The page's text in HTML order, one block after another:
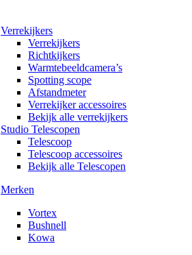
Verrekijkers
Verrekijkers
Richtkijkers
Warmtebeeldcamera’s
Spotting scope
Afstandmeter
Verrekijker accessoires
Bekijk alle verrekijkers
Studio Telescopen
Telescoop
Telescoop accessoires
Bekijk alle Telescopen
Merken
Vortex
Bushnell
Kowa